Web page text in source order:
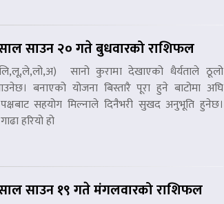
साउन २० गते बुधवारको राशिफल
सानो कुरामा देखाएको धैर्यताले ठूलो
बनाएको योजना बिस्तारै पूरा हुने बाटोमा अघि
सहयोग मिल्नाले दिनैभरी सुखद अनुभूति हुनेछ।
हरियो हो
साउन १९ गते मंगलवारको राशिफल